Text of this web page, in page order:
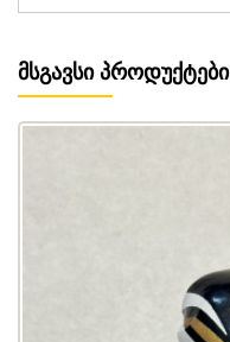
ᲛᲡᲒᲐᲕᲡᲘ ᲞᲠᲝᲓᲣᲥᲢᲔᲑᲘ